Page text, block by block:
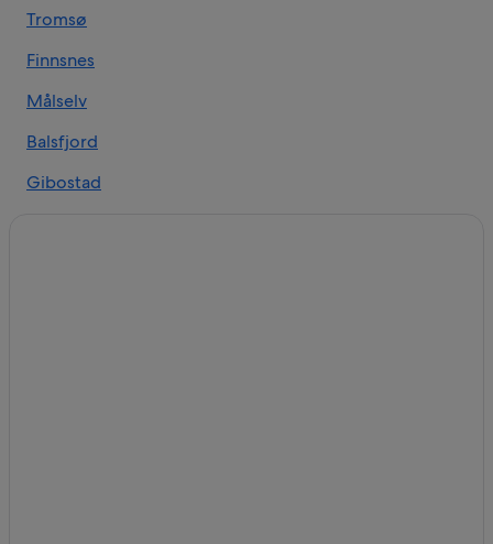
Tromsø
Finnsnes
Målselv
Balsfjord
Gibostad